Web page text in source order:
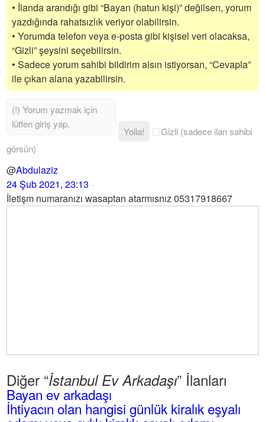
• İlanda arandığı gibi “Bayan (hatun kişi)” değilsen, yorum
yazdığında rahatsızlık veriyor olabilirsin.
• Yorumda telefon veya e-posta gibi kişisel veri olacaksa,
“Gizli” şeysini seçebilirsin.
• Sadece yorum sahibi bildirim alsın istiyorsan, “Cevapla”
ile çıkan alana yazabilirsin.
Yolla!
Gizli (sadece ilan sahibi
görsün)
@Abdulaziz
24 Şub 2021, 23:13
İletişm numaranızı wasaptan atarmısnız 05317918667
Diğer “İstanbul Ev Arkadaşı” İlanları
Bayan ev arkadaşı
İhtiyacın olan hangisi günlük kiralık eşyalı